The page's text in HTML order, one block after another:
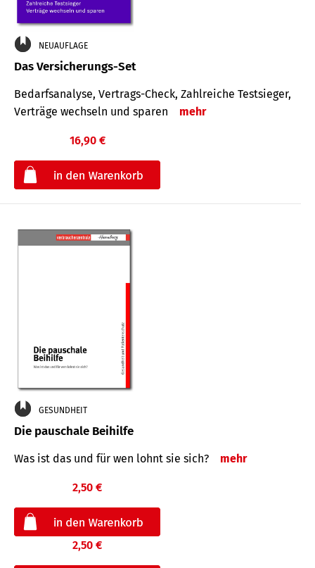
NEUAUFLAGE
Das Versicherungs-Set
Bedarfsanalyse, Vertrags-Check, Zahlreiche Testsieger,
Verträge wechseln und sparen
mehr
16,90 €
GESUNDHEIT
Die pauschale Beihilfe
Was ist das und für wen lohnt sie sich? mehr
2,50 €
2,50 €